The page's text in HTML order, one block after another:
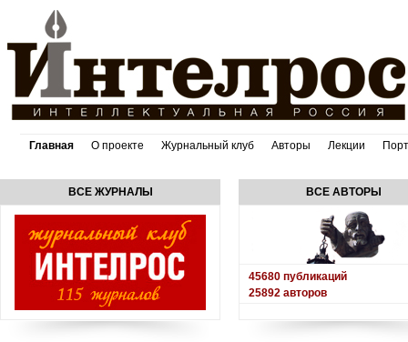
Главная О проекте Журнальный клуб Авторы Лекции
ВСЕ ЖУРНАЛЫ ВСЕ АВТОРЫ
45680 публикаций
25892 авторов